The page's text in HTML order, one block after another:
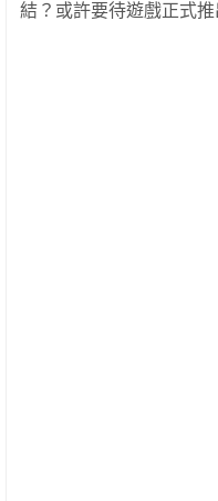
結？或許要待遊戲正式推